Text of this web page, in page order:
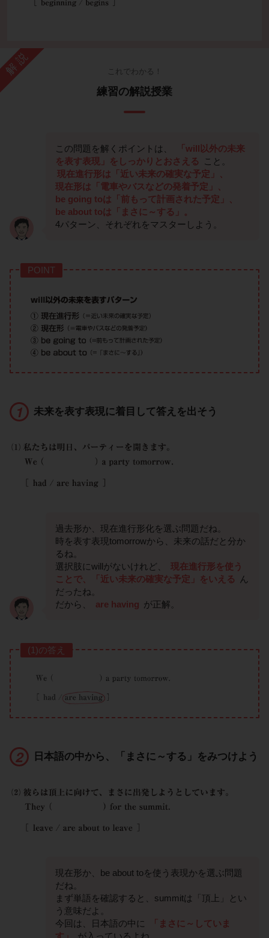
解説 これでわかる！
練習の解説授業
この問題を解くポイントは、
「will以外の未来
を表す表現」をしっかりとおさえる
こと。
現在進行形は「近い未来の確実な予定」、
現在形は「電車やバスなどの発着予定」、
be going toは「前もって計画された予定」、
be about toは「まさに～する」。
4パターン、それぞれをマスターしよう。
POINT
未来を表す表現に着目して答えを出そう
過去形か、現在進行形化を選ぶ問題だね。
時を表す表現tomorrowから、未来の話だと分か
るね。
選択肢にwillがないけれど、
現在進行形を使う
ことで、「近い未来の確実な予定」をいえる
ん
だったね。
だから、
are having が正解。
(1)の答え
日本語の中から、「まさに～する」をみつけよう
現在形か、be about toを使う表現かを選ぶ問題
だね。
まず単語を確認すると、summitは「頂上」とい
う意味だよ。
今回は、日本語の中に
「まさに～していま